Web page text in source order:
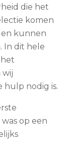
die het
komen
en kunnen
In dit hele
wij
hulp nodig is.
op een